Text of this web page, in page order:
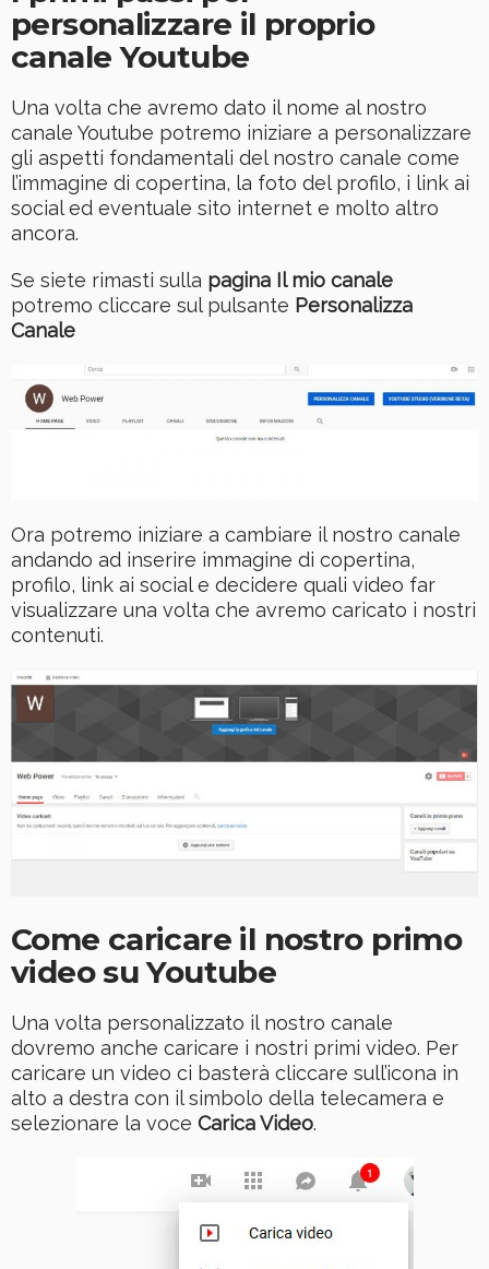
personalizzare il proprio
canale Youtube
Una volta che avremo dato il nome al nostro
canale Youtube potremo iniziare a personalizzare
gli aspetti fondamentali del nostro canale come
l’immagine di copertina, la foto del profilo, i link ai
social ed eventuale sito internet e molto altro
ancora.
Se siete rimasti sulla pagina Il mio canale
potremo cliccare sul pulsante Personalizza
Canale
Ora potremo iniziare a cambiare il nostro canale
andando ad inserire immagine di copertina,
profilo, link ai social e decidere quali video far
visualizzare una volta che avremo caricato i nostri
contenuti.
Come caricare il nostro primo
video su Youtube
Una volta personalizzato il nostro canale
dovremo anche caricare i nostri primi video. Per
caricare un video ci basterà cliccare sull’icona in
alto a destra con il simbolo della telecamera e
selezionare la voce Carica Video.